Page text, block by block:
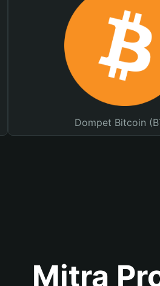
Dompet Bitcoin
Mitra